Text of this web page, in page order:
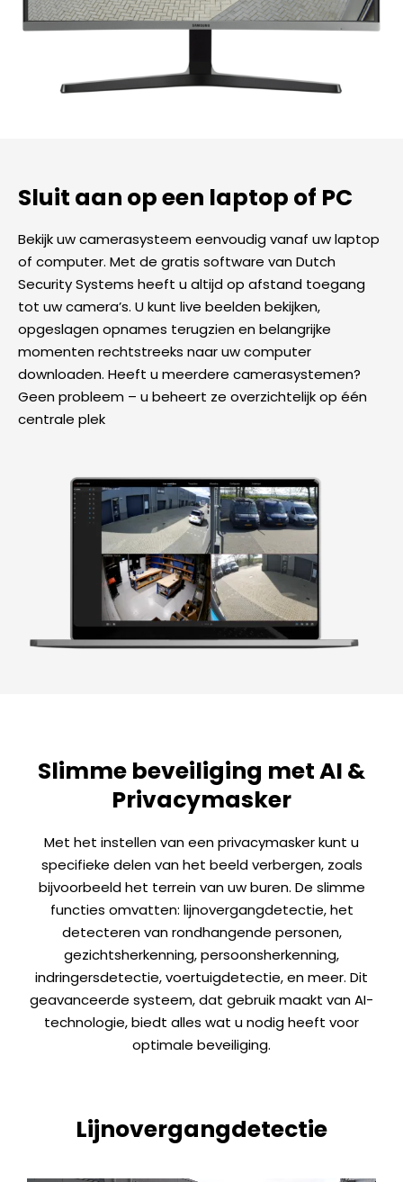
Sluit aan op een laptop of PC
Bekijk uw camerasysteem eenvoudig vanaf uw laptop
of computer. Met de gratis software van Dutch
Security Systems heeft u altijd op afstand toegang
tot uw camera’s. U kunt live beelden bekijken,
opgeslagen opnames terugzien en belangrijke
momenten rechtstreeks naar uw computer
downloaden. Heeft u meerdere camerasystemen?
Geen probleem – u beheert ze overzichtelijk op één
centrale plek
Slimme beveiliging met AI &
Privacymasker
Met het instellen van een privacymasker kunt u
specifieke delen van het beeld verbergen, zoals
bijvoorbeeld het terrein van uw buren. De slimme
functies omvatten: lijnovergangdetectie, het
detecteren van rondhangende personen,
gezichtsherkenning, persoonsherkenning,
indringersdetectie, voertuigdetectie, en meer. Dit
geavanceerde systeem, dat gebruik maakt van AI-
technologie, biedt alles wat u nodig heeft voor
optimale beveiliging.
Lijnovergangdetectie